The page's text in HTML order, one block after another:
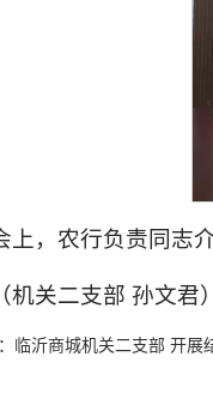
上，农行负责同志
（机关二支部 孙文君）
临沂商城机关二支部 开展